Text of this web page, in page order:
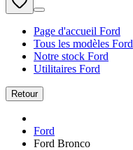
Page d'accueil Ford
Tous les modèles Ford
Notre stock Ford
Utilitaires Ford
Retour
Ford
Ford Bronco